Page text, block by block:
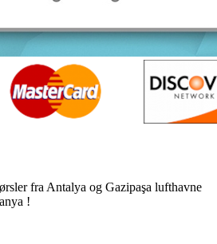
fra Antalya og Gazipaşa lufthavne
!